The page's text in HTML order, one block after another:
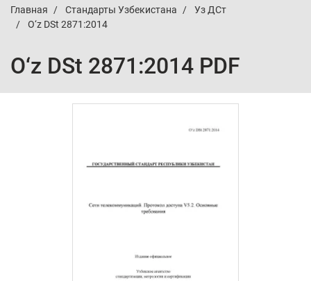
Главная Стандарты Узбекистана
Уз ДСт
O‘z DSt 2871:2014
O‘z DSt 2871:2014 PDF